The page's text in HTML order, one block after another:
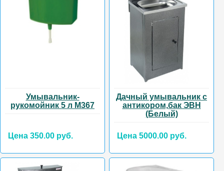
Умывальник-
рукомойник 5 л М367
Цена 350.00 руб.
Дачный умывальник с
антикором,бак ЭВН
(Белый)
Цена 5000.00 руб.